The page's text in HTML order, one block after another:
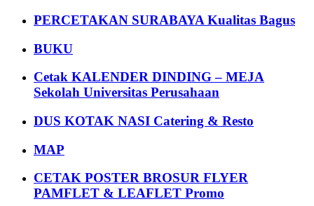
PERCETAKAN SURABAYA Kualitas Bagus
BUKU
Cetak KALENDER DINDING – MEJA
Sekolah Universitas Perusahaan
DUS KOTAK NASI Catering & Resto
MAP
CETAK POSTER BROSUR FLYER
PAMFLET & LEAFLET Promo